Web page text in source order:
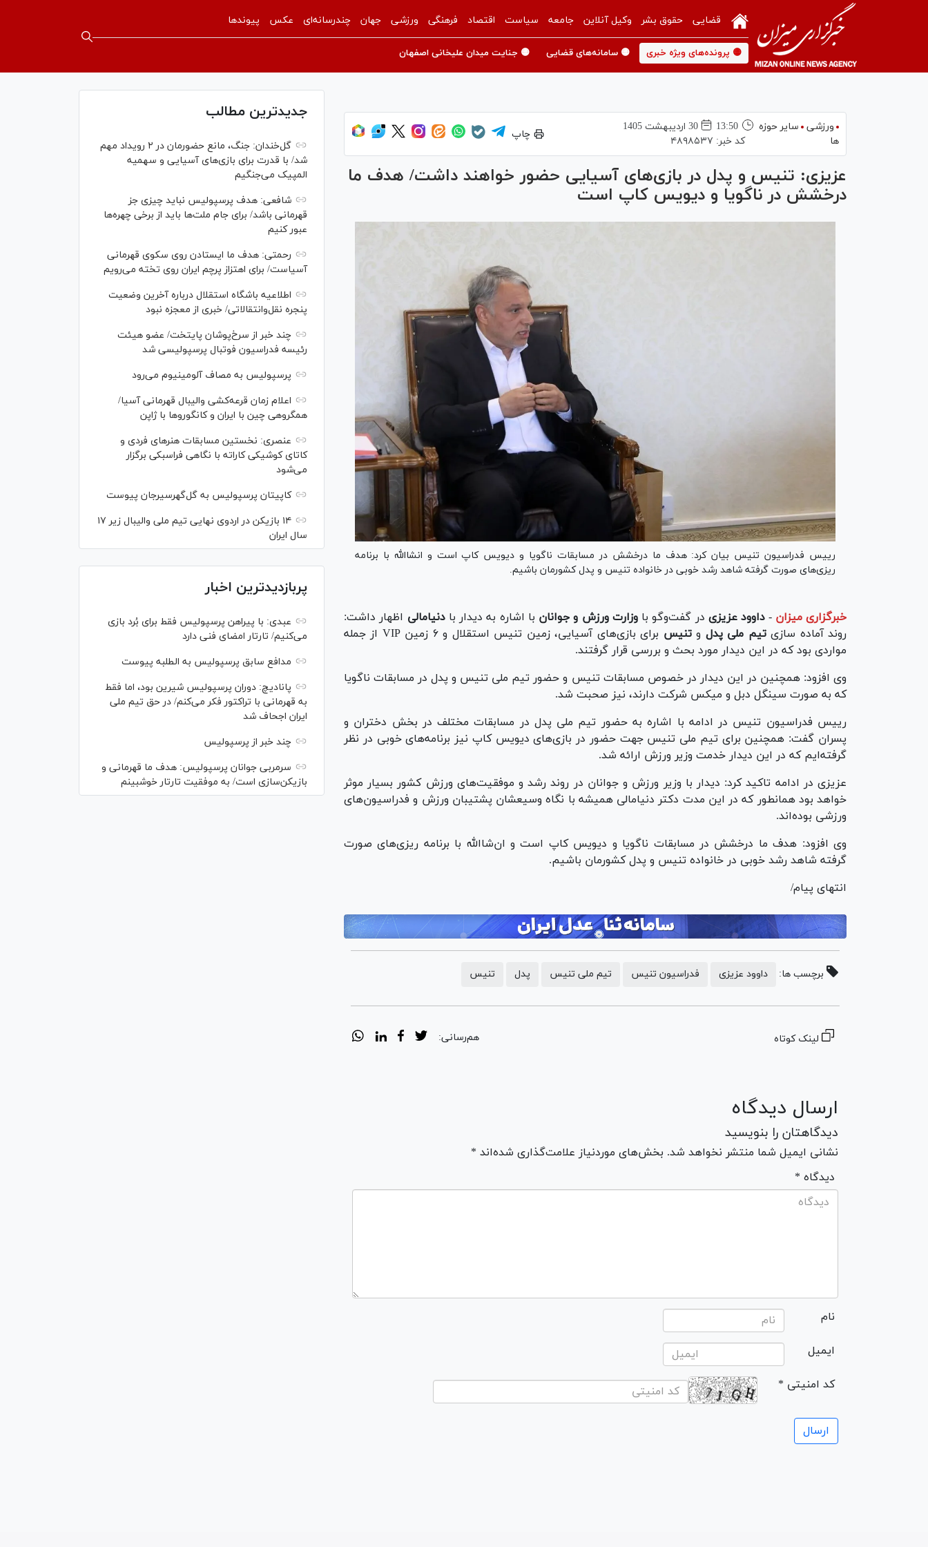
قضایی حقوق بشر وکیل آنلاین جامعه سیاست اقتصاد فرهنگی ورزشی جهان چندرسانه‌ای عکس پیوندها
🟡 پرونده‌های ویژه خبری 🟡 سامانه‌های قضایی 🟡 جنایت میدان علیخانی اصفهان
ورزشی
سایر حوزه
ها
13:50
30 ارديبهشت 1405
کد خبر: ۴۸۹۸۵۳۷
چاپ
عزیزی: تنیس و پدل در بازی‌های آسیایی حضور خواهند داشت/ هدف ما
درخشش در ناگویا و دیویس کاپ است
رییس فدراسیون تنیس بیان کرد: هدف ما درخشش در مسابقات ناگویا و دیویس کاپ است و انشاالله با برنامه
ریزی‌های صورت گرفته شاهد رشد خوبی در خانواده تنیس و پدل کشورمان باشیم.
خبرگزاری میزان - داوود عزیزی در گفت‌و‌گو باوزارت ورزش و جوانان با اشاره به دیدار بادنیا‌مالی اظهار داشت:
روند آماده سازیتیم ملی پدل وتنیس
برای بازی‌های آسیایی، زمین تنیس استقلال و ۶ زمین VIP از جمله
مواردی بود که در این دیدار مورد بحث و بررسی قرار گرفتند.
وی افزود: همچنین در این دیدار در خصوص مسابقات تنیس و حضور تیم ملی تنیس و پدل در مسابقات ناگویا
که به صورت سینگل دبل و میکس شرکت دارند، نیز صحبت شد.
رییس فدراسیون تنیس در ادامه با اشاره به حضور تیم ملی پدل در مسابقات مختلف در بخش دختران و
پسران گفت: همچنین برای تیم ملی تنیس جهت حضور در بازی‌های دیویس کاپ نیز برنامه‌های خوبی در نظر
گرفته‌ایم که در این دیدار خدمت وزیر ورزش ارائه شد.
عزیزی در ادامه تاکید کرد: دیدار با وزیر ورزش و جوانان در روند رشد و موفقیت‌های ورزش کشور بسیار موثر
خواهد بود همانطور که در این مدت دکتر دنیا‌مالی همیشه با نگاه وسیعشان پشتیبان ورزش و فدراسیون‌های
ورزشی بوده‌اند.
وی افزود: هدف ما درخشش در مسابقات ناگویا و دیویس کاپ است و ان‌شاالله با برنامه ریزی‌های صورت
گرفته شاهد رشد خوبی در خانواده تنیس و پدل کشورمان باشیم.
انتهای پیام/
برچسب ها: داوود عزیزی فدراسیون تنیس تیم ملی تنیس پدل تنیس
لینک کوتاه هم‌رسانی:
ارسال دیدگاه
دیدگاهتان را بنویسید
نشانی ایمیل شما منتشر نخواهد شد. بخش‌های موردنیاز علامت‌گذاری شده‌اند *
* دیدگاه
نام
ایمیل
* کد امنیتی
جدیدترین مطالب
گل‌خندان: جنگ، مانع حضورمان در ۲ رویداد مهم
شد/ با قدرت برای بازی‌های آسیایی و سهمیه
المپیک می‌جنگیم
شافعی: هدف پرسپولیس نباید چیزی جز
قهرمانی باشد/ برای جام ملت‌ها باید از برخی چهره‌ها
عبور کنیم
رحمتی: هدف ما ایستادن روی سکوی قهرمانی
آسیاست/ برای اهتزاز پرچم ایران روی تخته می‌رویم
اطلاعیه باشگاه استقلال درباره آخرین وضعیت
پنجره نقل‌وانتقالاتی/ خبری از معجزه نبود
چند خبر از سرخ‌پوشان پایتخت/ عضو هیئت
رئیسه فدراسیون فوتبال پرسپولیسی شد
پرسپولیس به مصاف آلومینیوم می‌رود
اعلام زمان قرعه‌کشی والیبال قهرمانی آسیا/
همگروهی چین با ایران و کانگورو‌ها با ژاپن
عنصری: نخستین مسابقات هنر‌های فردی و
کاتای کوشیکی کاراته با نگاهی فراسبکی برگزار
می‌شود
کاپیتان پرسپولیس به گل‌گهرسیرجان پیوست
۱۴ بازیکن در اردوی نهایی تیم ملی والیبال زیر ۱۷
سال ایران
پربازدیدترین اخبار
عبدی: با پیراهن پرسپولیس فقط برای بُرد بازی
می‌کنیم/ تارتار امضای فنی دارد
مدافع سابق پرسپولیس به الطلبه پیوست
پانادیچ: دوران پرسپولیس شیرین بود، اما فقط
به قهرمانی با تراکتور فکر می‌کنم/ در حق تیم ملی
ایران اجحاف شد
چند خبر از پرسپولیس
سرمربی جوانان پرسپولیس: هدف ما قهرمانی و
بازیکن‌سازی است/ به موفقیت تارتار خوشبینم